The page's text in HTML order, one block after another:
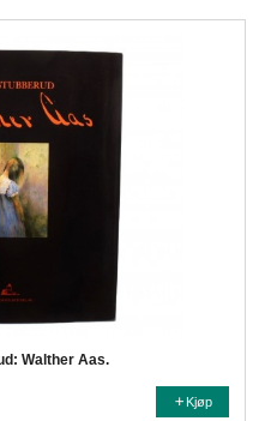
Walther Aas.
Kjøp